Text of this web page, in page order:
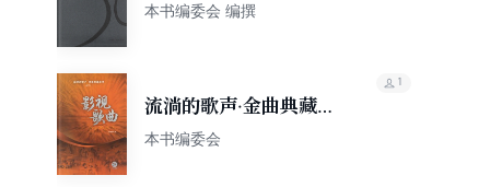
本书编委会 编撰
流淌的歌声·金曲典藏系
列：影视歌曲
本书编委会
1